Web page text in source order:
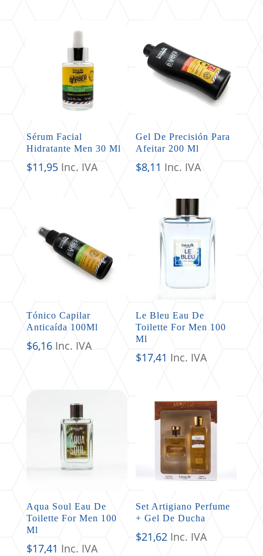
Sérum Facial
Hidratante Men 30 Ml
$11,95 Inc. IVA
Gel De Precisión Para
Afeitar 200 Ml
$8,11 Inc. IVA
Tónico Capilar
Anticaída 100Ml
$6,16 Inc. IVA
Le Bleu Eau De
Toilette For Men 100
Ml
$17,41 Inc. IVA
Aqua Soul Eau De
Toilette For Men 100
Ml
$17,41 Inc. IVA
Set Artigiano Perfume
+ Gel De Ducha
$21,62 Inc. IVA